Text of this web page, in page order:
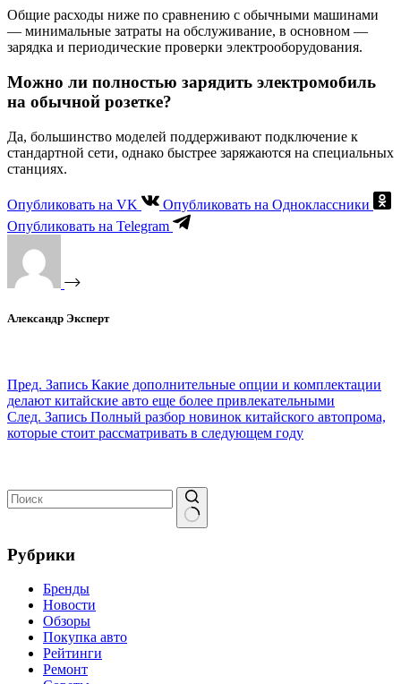
Общие расходы ниже по сравнению с обычными машинами
— минимальные затраты на обслуживание, в основном —
зарядка и периодические проверки электрооборудования.
Можно ли полностью зарядить электромобиль
на обычной розетке?
Да, большинство моделей поддерживают подключение к
стандартной сети, однако быстрее заряжаются на специальных
станциях.
Опубликовать на VK
Опубликовать на Одноклассники
Опубликовать на Telegram
Александр Эксперт
Пред. Запись Какие дополнительные опции и комплектации
делают китайские авто еще более привлекательными
След. Запись Полный разбор новинок китайского автопрома,
которые стоит рассматривать в следующем году
не
найдено
Рубрики
Бренды
Новости
Обзоры
Покупка авто
Рейтинги
Ремонт